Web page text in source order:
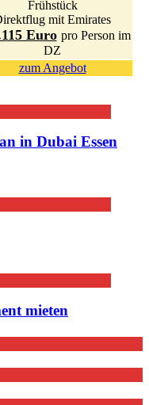
Frühstück
mit Emirates
Euro pro Person im
DZ
zum Angebot
in Dubai Essen
mieten